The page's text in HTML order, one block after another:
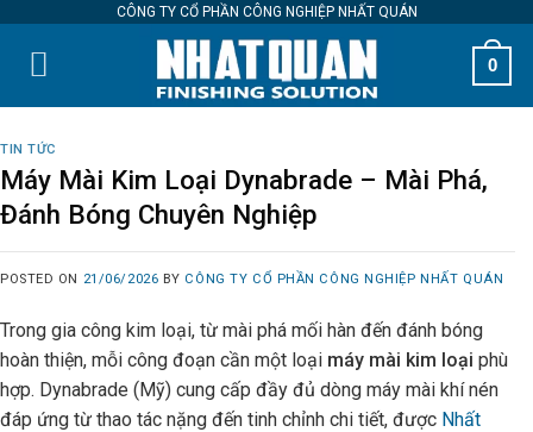
content
CÔNG TY CỔ PHẦN CÔNG NGHIỆP NHẤT QUÁN
0
TIN TỨC
Máy Mài Kim Loại Dynabrade – Mài Phá,
Đánh Bóng Chuyên Nghiệp
POSTED ON 21/06/2026 BY CÔNG TY CỔ PHẦN CÔNG NGHIỆP NHẤT QUÁN
Trong gia công kim loại, từ mài phá mối hàn đến đánh bóng
hoàn thiện, mỗi công đoạn cần một loại máy mài kim loại phù
hợp. Dynabrade (Mỹ) cung cấp đầy đủ dòng máy mài khí nén
đáp ứng từ thao tác nặng đến tinh chỉnh chi tiết, được Nhất